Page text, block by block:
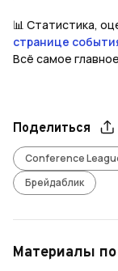
📊 Статистика,
странице
Всё самое
Поделиться
Conference
Брейдаблик
Материалы